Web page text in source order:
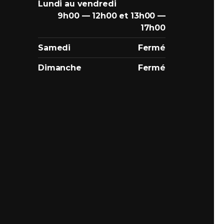
Lundi au vendredi
9h00 — 12h00 et 13h00 —
17h00
Samedi Fermé
Dimanche Fermé